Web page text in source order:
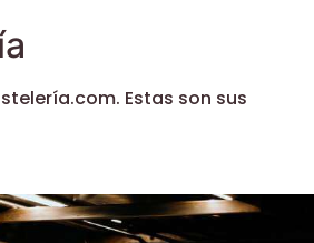
Estas son sus